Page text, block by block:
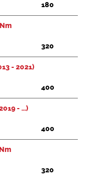
180
320
- 2021)
400
- ...)
400
320